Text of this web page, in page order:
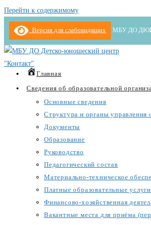
Перейти к содержимому
Версия для слабовидящих МБУ ДО ДЮЦ
Главная
Сведения об образовательной
Основные сведения
Структура и органы управления
Документы
Образование
Руководство
Педагогический состав
Материально-техническое
Платные образовательные услуги
Финансово-хозяйственная
Вакантные места для приёма